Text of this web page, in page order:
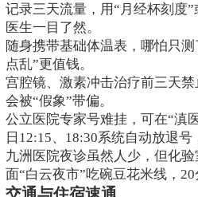
记录三天流量，用“月经杯刻度”
医生一目了然。
随身携带基础体温表，哪怕只
点乱”更值钱。
宫腔镜、激素冲击治疗前三天
会被“假象”带偏。
公立医院专家号难挂，可在“滇
日12:15、18:30系统自动放退号
九洲医院夜诊虽然人少，但化
面“白云夜市”吃碗豆花米线，20